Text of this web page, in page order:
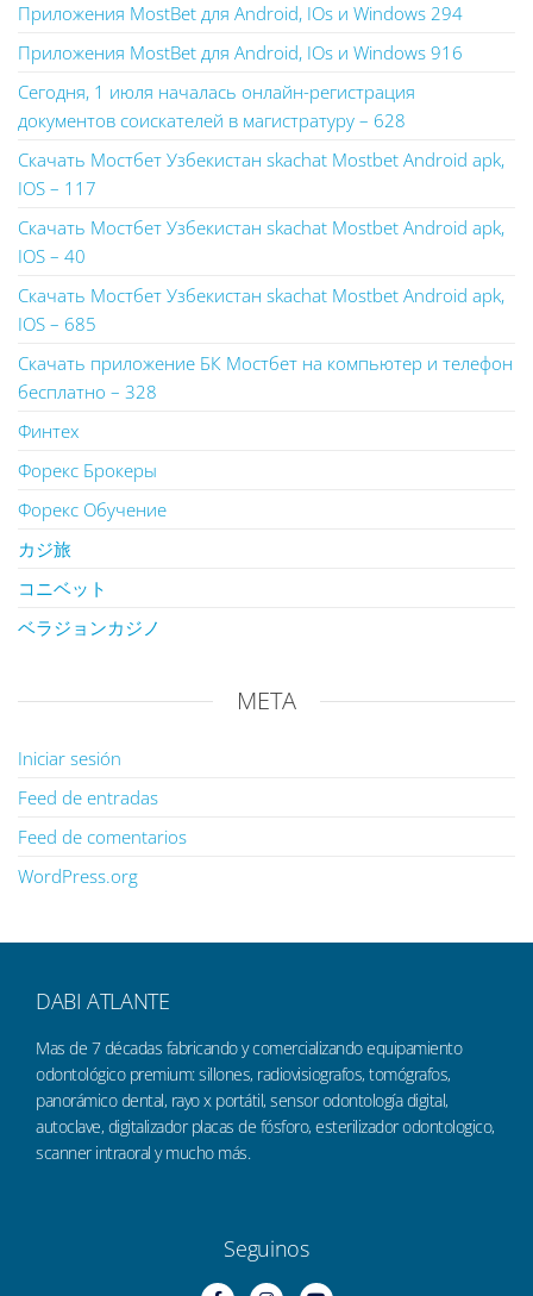
Приложения MostBet для Android, IOs и Windows 294
Приложения MostBet для Android, IOs и Windows 916
Сегодня, 1 июля началась онлайн-регистрация
документов соискателей в магистратуру – 628
Скачать Мостбет Узбекистан skachat Mostbet Android apk,
IOS – 117
Скачать Мостбет Узбекистан skachat Mostbet Android apk,
IOS – 40
Скачать Мостбет Узбекистан skachat Mostbet Android apk,
IOS – 685
Скачать приложение БК Мостбет на компьютер и телефон
бесплатно – 328
Финтех
Форекс Брокеры
Форекс Обучение
カジ旅
コニベット
ベラジョンカジノ
META
Iniciar sesión
Feed de entradas
Feed de comentarios
WordPress.org
DABI ATLANTE
Mas de 7 décadas fabricando y comercializando equipamiento
odontológico premium: sillones, radiovisiografos, tomógrafos,
panorámico dental, rayo x portátil, sensor odontología digital,
autoclave, digitalizador placas de fósforo, esterilizador odontologico,
scanner intraoral y mucho más.
Seguinos